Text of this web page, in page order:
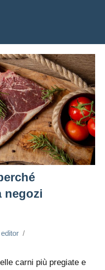
negozi
editor
carni più pregiate e